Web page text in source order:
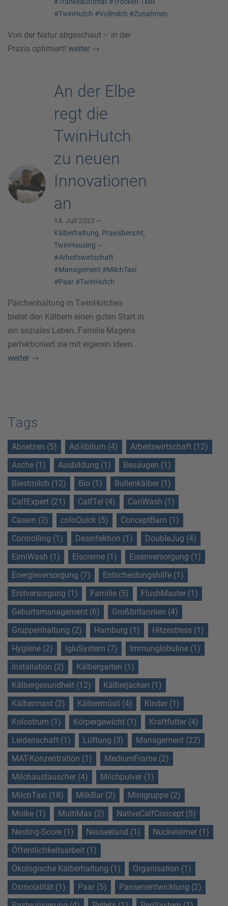
#TwinHutch #Vollmilch #Zunahmen
Von der Natur abgeschaut – in der
Praxis optimiert! weiter →
An der Elbe
regt die
TwinHutch
zu neuen
Innovationen
an
14. Juli 2023 —
Kälberhaltung, Praxisbericht,
TwinHousing —
#Arbeitswirtschaft
#Management #MilchTaxi
#Paar #TwinHutch
Pärchenhaltung in TwinHutches
bietet den Kälbern einen guten Start in
ein soziales Leben. Familie Magens
perfektioniert sie mit eigenen Ideen.
weiter →
Tags
Absetzen (5) Ad-libitum (4)
Arbeitswirtschaft (12)
Asche (1)
Ausbildung (1)
Besaugen (1)
Biestmilch (12)
Bio (1)
Bullenkälber (1)
CalfExpert (21)
CalfTel (4)
CanWash (1)
Casein (2)
coloQuick (5)
ConceptBarn (1)
Controlling (1)
Desinfektion (1)
DoubleJug (4)
EimiWash (1)
Eiscreme (1)
Eisenversorgung (1)
Energieversorgung (7)
Entscheidungshilfe (1)
Erstversorgung (1)
Familie (5)
FlushMaster (1)
Geburtsmanagement (6)
Großbritannien (4)
Gruppenhaltung (2)
Hamburg (1)
Hitzestress (1)
Hygiene (2)
IgluSystem (7)
Immunglobuline (1)
Installation (2)
Kälbergarten (1)
Kälbergesundheit (12)
Kälberjacken (1)
Kälbermast (2)
Kälbermüsli (4)
Kinder (1)
Kolostrum (1)
Körpergewicht (1)
Kraftfutter (4)
Leidenschaft (1)
Lüftung (3)
Management (22)
MAT-Konzentration (1)
MediumFrame (2)
Milchaustauscher (4)
Milchpulver (1)
MilchTaxi (18)
MilkBar (2)
Minigruppe (2)
Molke (1)
MultiMax (2)
NativeCalfConcept (5)
Nesting-Score (1)
Neuseeland (1)
Nuckeleimer (1)
Öffentlichkeitsarbeit (1)
Ökologische Kälberhaltung (1)
Organisation (1)
Osmolalität (1)
Paar (5)
Pansenentwicklung (2)